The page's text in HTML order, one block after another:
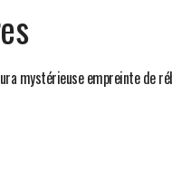
mystérieuse empreinte